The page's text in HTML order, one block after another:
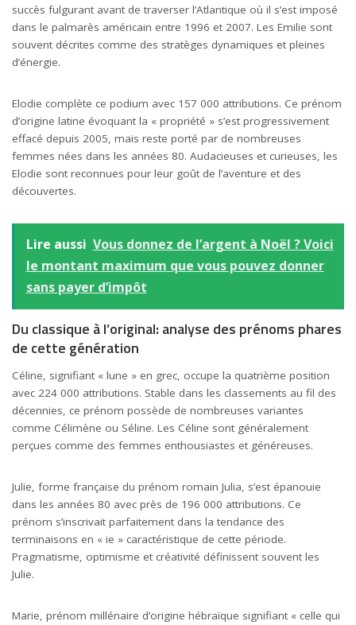
succès fulgurant avant de traverser l’Atlantique où il s’est imposé
dans le palmarès américain entre 1996 et 2007. Les Emilie sont
souvent décrites comme des stratèges dynamiques et pleines
d’énergie.
Elodie complète ce podium avec 157 000 attributions. Ce prénom
d’origine latine évoquant la « propriété » s’est progressivement
effacé depuis 2005, mais reste porté par de nombreuses
femmes nées dans les années 80. Audacieuses et curieuses, les
Elodie sont reconnues pour leur goût de l’aventure et des
découvertes.
Lire aussi Vous donnez de l’argent à Noël ? Voici
le montant maximum que vous pouvez donner
sans payer d’impôt
Du classique à l’original: analyse des prénoms phares
de cette génération
Céline, signifiant « lune » en grec, occupe la quatrième position
avec 224 000 attributions. Stable dans les classements au fil des
décennies, ce prénom possède de nombreuses variantes
comme Célimène ou Séline. Les Céline sont généralement
perçues comme des femmes enthousiastes et généreuses.
Julie, forme française du prénom romain Julia, s’est épanouie
dans les années 80 avec près de 196 000 attributions. Ce
prénom s’inscrivait parfaitement dans la tendance des
terminaisons en « ie » caractéristique de cette période.
Pragmatisme, optimisme et créativité définissent souvent les
Julie.
Marie, prénom millénaire d’origine hébraïque signifiant « celle qui